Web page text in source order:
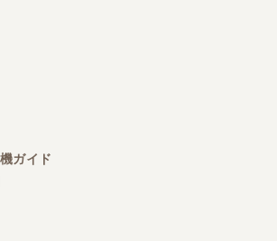
ずに一生懸命頑張ってくれる中山さんに
ます。ここで3台買いましたが、これから
お願いしたいです。
バインを買いに行ったのですが、とても
担当していただき細かく説明して下さっ
ガイド